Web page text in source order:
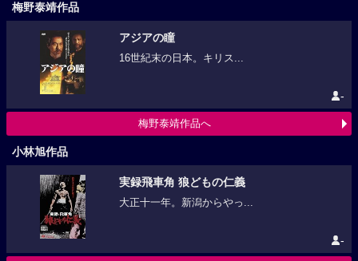
梅野泰靖作品
アジアの瞳
16世紀末の日本。キリス...
-
梅野泰靖作品へ
小林旭作品
実録飛車角 狼どもの仁義
大正十一年。新潟からやっ...
-